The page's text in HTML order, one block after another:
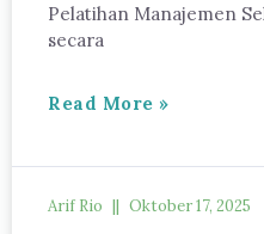
Pelatihan Manajemen
secara
Read More »
Arif Rio Oktober 17, 2025